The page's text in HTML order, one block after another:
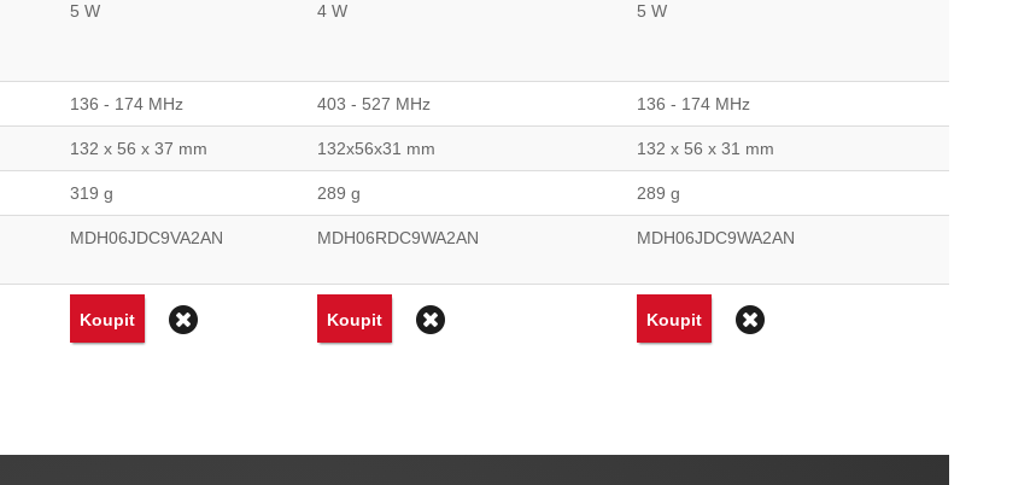
5 W 4 W 5 W
136 - 174 MHz 403 - 527 MHz 136 - 174 MHz
132 x 56 x 37 mm 132x56x31 mm 132 x 56 x 31 mm
319 g 289 g 289 g
MDH06JDC9VA2AN MDH06RDC9WA2AN MDH06JDC9WA2AN
Koupit OdstranitKoupit Koupit